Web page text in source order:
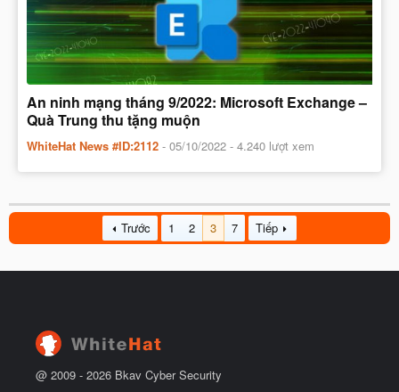
An ninh mạng tháng 9/2022: Microsoft Exchange –
Quà Trung thu tặng muộn
WhiteHat News #ID:2112 - 05/10/2022 - 4.240 lượt xem
Trước 1 2 3 7 Tiếp
@ 2009 - 2026 Bkav Cyber Security